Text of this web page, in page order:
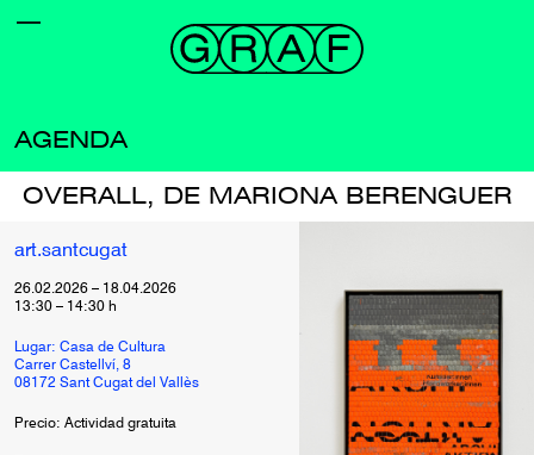
AGENDA
OVERALL, DE MARIONA BERENGUER
art.santcugat
26.02.2026 – 18.04.2026
13:30 – 14:30 h
Lugar: Casa de Cultura
Carrer Castellví, 8
08172 Sant Cugat del Vallès
Precio: Actividad gratuita